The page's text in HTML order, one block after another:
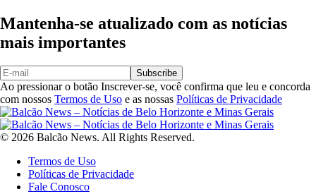
Mantenha-se atualizado com as notícias
mais importantes
Subscribe
Ao pressionar o botão Inscrever-se, você confirma que leu e concorda
com nossos Termos de Uso e as nossas Políticas de Privacidade
© 2026 Balcão News. All Rights Reserved.
Termos de Uso
Políticas de Privacidade
Fale Conosco